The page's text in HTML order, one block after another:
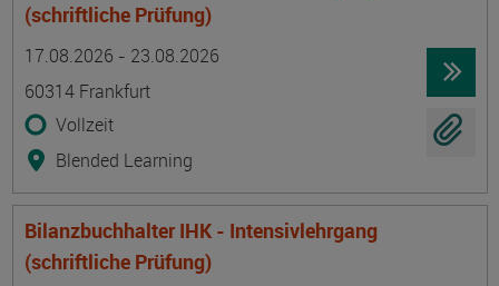
(schriftliche Prüfung)
17.08.2026 - 23.08.2026
60314 Frankfurt
Vollzeit
Blended Learning
Bilanzbuchhalter IHK - Intensivlehrgang
(schriftliche Prüfung)